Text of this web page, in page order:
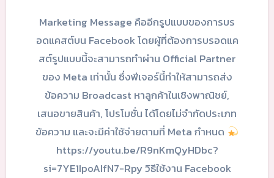
Marketing Message คืออีกรูปแบบของการบร
อดแคสต์บน Facebook โดยผู้ที่ต้องการบรอดแค
สต์รูปแบบนี้จะสามารถทำผ่าน Official Partner
ของ Meta เท่านั้น ซึ่งฟีเจอร์นี้ทำให้สามารถส่ง
ข้อความ Broadcast หาลูกค้าในเชิงพาณิชย์,
เสนอขายสินค้า, โปรโมชั่น ได้โดยไม่จำกัดประเภท
ข้อความ และจะมีค่าใช้จ่ายตามที่ Meta กำหนด
https://youtu.be/R9nKmQyHDbc?
si=7YE1IpoAIfN7-Rpy วิธีใช้งาน Facebook